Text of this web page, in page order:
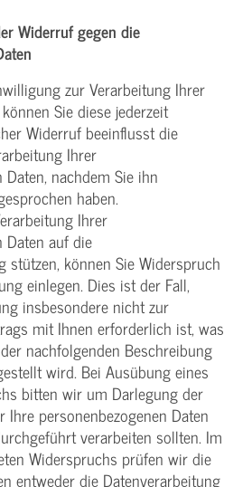
Widerruf gegen die
zur Verarbeitung Ihrer
Sie diese jederzeit
Widerruf beeinflusst die
Ihrer
nachdem Sie ihn
haben.
Ihrer
Daten auf die
stützen, können Sie Widerspruch
einlegen. Dies ist der Fall,
insbesondere nicht zur
mit Ihnen erforderlich ist, was
nachfolgenden Beschreibung
wird. Bei Ausübung eines
bitten wir um Darlegung der
Ihre personenbezogenen Daten
verarbeiten sollten. Im
Widerspruchs prüfen wir die
entweder die Datenverarbeitung